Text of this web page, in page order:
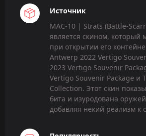
Источник
MAC-10 | Strats (Battle-
является скином, который
при открытии его
Antwerp 2022 Vertigo
2023 Vertigo Souvenir
Vertigo Souvenir Package и
Collection. Этот скин
бита и изуродована
добавляя некий реализм к